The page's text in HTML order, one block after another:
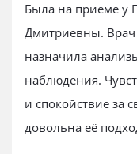
Была на приёме у
Дмитриевны. Врач
назначила
наблюдения.
и спокойствие за
довольна её